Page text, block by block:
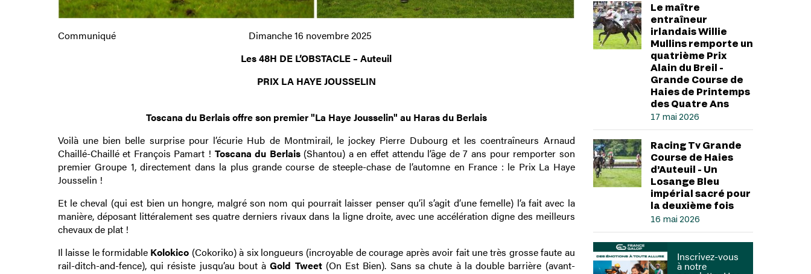
Communiqué Dimanche 16 novembre 2025
Les 48H DE L’OBSTACLE – Auteuil
PRIX LA HAYE JOUSSELIN
Toscana du Berlais offre son premier "La Haye Jousselin" au Haras du Berlais
Voilà une bien belle surprise pour l’écurie Hub de Montmirail, le jockey Pierre Dubourg et les coentraîneurs Arnaud
Chaillé-Chaillé et François Pamart ! Toscana du Berlais(Shantou) a en effet attendu l’âge de 7 ans pour remporter son
premier Groupe 1, directement dans la plus grande course de steeple-chase de l’automne en France : le Prix La Haye
Jousselin !
Et le cheval (qui est bien un hongre, malgré son nom qui pourrait laisser penser qu’il s’agit d’une femelle) l’a fait avec la
manière, déposant littéralement ses quatre derniers rivaux dans la ligne droite, avec une accélération digne des meilleurs
chevaux de plat !
Il laisse le formidable Kolokico (Cokoriko) à six longueurs (incroyable de courage après avoir fait une très grosse faute au
rail-ditch-and-fence), qui résiste jusqu’au bout àGold Tweet(On Est Bien). Sans sa chute à la double barrière (avant-
Le maître
entraîneur
irlandais Willie
Mullins remporte un
quatrième Prix
Alain du Breil -
Grande Course de
Haies de Printemps
des Quatre Ans
17 mai 2026
Racing Tv Grande
Course de Haies
d’Auteuil - Un
Losange Bleu
impérial sacré pour
la deuxième fois
16 mai 2026
Inscrivez-vous
à notre